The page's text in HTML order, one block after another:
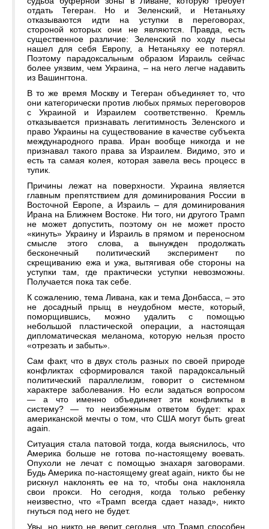
отдать Тегеран. Но и Зеленский, и Нетаньяху
отказываются идти на уступки в переговорах,
стороной которых они не являются. Правда, есть
существенное различие: Зеленский по ходу пьесы
нашел для себя Европу, а Нетаньяху ее потерял.
Поэтому парадоксальным образом Израиль сейчас
более уязвим, чем Украина, – на него легче надавить
из Вашингтона.
В то же время Москву и Тегеран объединяет то, что
они категорически против любых прямых переговоров
с Украиной и Израилем соответственно. Кремль
отказывается признавать легитимность Зеленского и
право Украины на существование в качестве субъекта
международного права. Иран вообще никогда и не
признавал такого права за Израилем. Видимо, это и
есть та самая колея, которая завела весь процесс в
тупик.
Причины лежат на поверхности. Украина является
главным препятствием для доминирования России в
Восточной Европе, а Израиль – для доминирования
Ирана на Ближнем Востоке. Ни того, ни другого Трамп
не может допустить, поэтому он не может просто
«кинуть» Украину и Израиль в прямом и переносном
смысле этого слова, а вынужден продолжать
бесконечный политический эксперимент по
скрещиванию ежа и ужа, вытягивая обе стороны на
уступки там, где практически уступки невозможны.
Получается пока так себе.
К сожалению, тема Ливана, как и тема Донбасса, – это
не досадный прыщ в неудобном месте, который,
поморщившись, можно удалить с помощью
небольшой пластической операции, а настоящая
дипломатическая меланома, которую нельзя просто
«отрезать и забыть».
Сам факт, что в двух столь разных по своей природе
конфликтах сформировался такой парадоксальный
политический параллелизм, говорит о системном
характере заболевания. Но если задаться вопросом
— а что именно объединяет эти конфликты в
систему? — то неизбежным ответом будет: крах
американской мечты о том, что США могут быть great
again.
Ситуация стала патовой тогда, когда выяснилось, что
Америка больше не готова по-настоящему воевать.
Опухоли не лечат с помощью знахаря заговорами.
Будь Америка по-настоящему great again, никто бы не
рискнул наклонять ее на то, чтобы она наклоняла
свои прокси. Но сегодня, когда только ребенку
неизвестно, что «Трамп всегда сдает назад», никто
гнуться под него не будет.
Увы, но никто не верит сегодня, что Трамп способен